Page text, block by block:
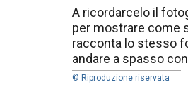
A ricordarcelo il
per mostrare come
racconta lo stesso
andare a spasso
© Riproduzione riservata